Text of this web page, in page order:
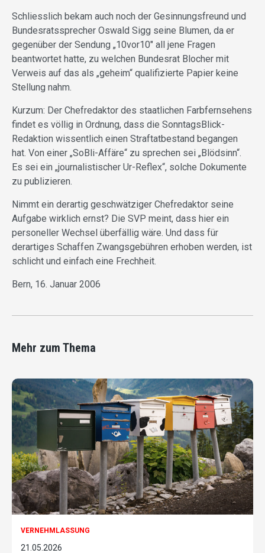
Schliesslich bekam auch noch der Gesinnungsfreund und
Bundesratssprecher Oswald Sigg seine Blumen, da er
gegenüber der Sendung „10vor10″ all jene Fragen
beantwortet hatte, zu welchen Bundesrat Blocher mit
Verweis auf das als „geheim“ qualifizierte Papier keine
Stellung nahm.
Kurzum: Der Chefredaktor des staatlichen Farbfernsehens
findet es völlig in Ordnung, dass die SonntagsBlick-
Redaktion wissentlich einen Straftatbestand begangen
hat. Von einer „SoBli-Affäre“ zu sprechen sei „Blödsinn“.
Es sei ein „journalistischer Ur-Reflex“, solche Dokumente
zu publizieren.
Nimmt ein derartig geschwätziger Chefredaktor seine
Aufgabe wirklich ernst? Die SVP meint, dass hier ein
personeller Wechsel überfällig wäre. Und dass für
derartiges Schaffen Zwangsgebühren erhoben werden, ist
schlicht und einfach eine Frechheit.
Bern, 16. Januar 2006
Mehr zum Thema
VERNEHMLASSUNG
21.05.2026